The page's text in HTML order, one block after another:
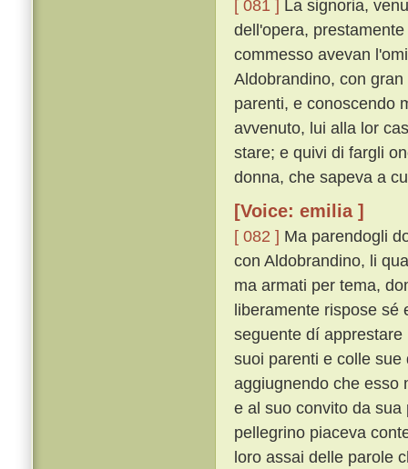
[ 081 ] La signoria,
dell'opera,
commesso avevan
Aldobrandino, con
parenti, e conoscendo
avvenuto, lui alla lor
stare; e quivi di fargli
donna, che sapeva a
[Voice: emilia ]
[ 082 ] Ma parendogli
con Aldobrandino, li
ma armati per tema,
liberamente rispose
seguente dí
suoi parenti e colle
aggiugnendo che esso
e al suo convito da
pellegrino piaceva
loro assai delle parole